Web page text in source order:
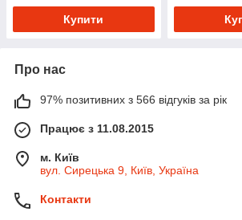
Купити
Про нас
97% позитивних з 566 відгуків за рік
Працює з 11.08.2015
м. Київ
вул. Сирецька 9, Київ, Україна
Контакти